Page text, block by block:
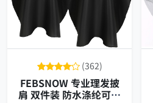
(362)
FEBSNOW 专业理发披
肩 双件装 防水涤纶可调